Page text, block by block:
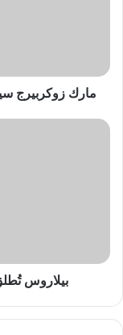
مارك زوكربيرج
بيلاروس
بيلاروس